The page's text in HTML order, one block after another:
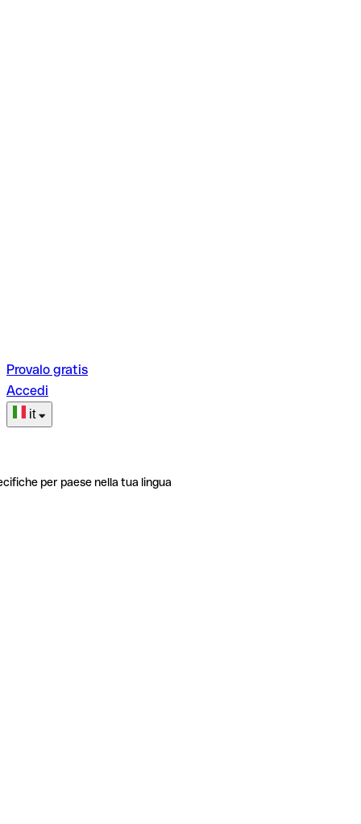
Provalo gratis
Accedi
it
per paese nella tua lingua